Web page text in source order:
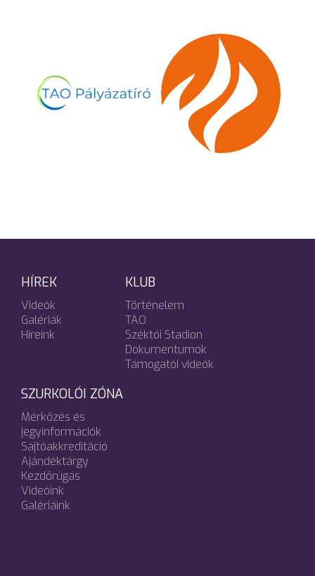
HÍREK
Videók
Galériák
Híreink
KLUB
Történelem
TAO
Széktói Stadion
Dokumentumok
Támogatói videók
SZURKOLÓI ZÓNA
Mérkőzés és
jegyinformációk
Sajtóakkreditáció
Ajándéktárgy
Kezdőrúgás
Videóink
Galériáink